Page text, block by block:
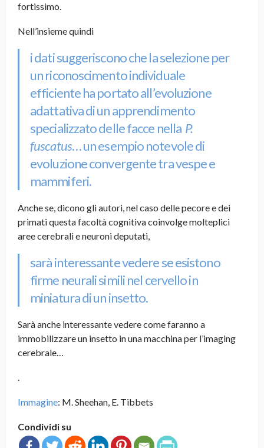
fortissimo.
Nell’insieme quindi
i dati suggeriscono che la selezione per
un riconoscimento individuale
efficiente ha portato all’evoluzione
adattativa di un apprendimento
specializzato delle facce nella P.
fuscatus… un esempio notevole di
evoluzione convergente tra vespe e
mammiferi.
Anche se, dicono gli autori, nel caso delle pecore e dei
primati questa facoltà cognitiva coinvolge molteplici
aree cerebrali e neuroni deputati,
sarà interessante vedere se esistono
firme neurali simili nel cervello in
miniatura di un insetto.
Sarà anche interessante vedere come faranno a
immobilizzare un insetto in una macchina per l’imaging
cerebrale…
.
Immagine: M. Sheehan, E. Tibbets
Condividi su